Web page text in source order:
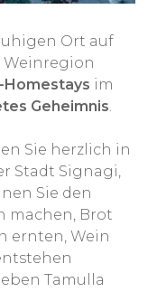
Ort auf
Weinregion
Homestays im
Geheimnis.
Sie herzlich in
Stadt Signagi,
Sie den
machen, Brot
ernten, Wein
Tamulla